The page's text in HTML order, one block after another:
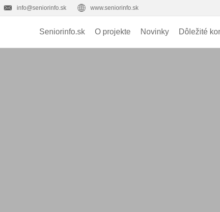
info@seniorinfo.sk www.seniorinfo.sk
Seniorinfo.sk O projekte Novinky Dôležité